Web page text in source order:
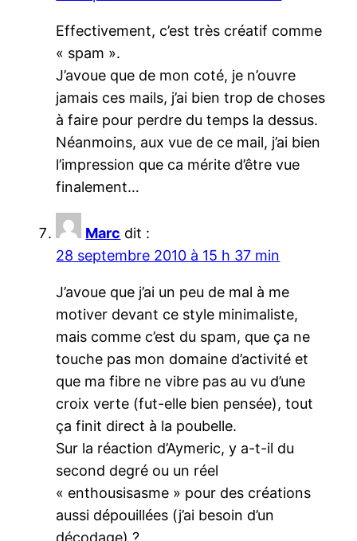
Effectivement, c’est très créatif comme
« spam ».
J’avoue que de mon coté, je n’ouvre
jamais ces mails, j’ai bien trop de choses
à faire pour perdre du temps la dessus.
Néanmoins, aux vue de ce mail, j’ai bien
l’impression que ca mérite d’être vue
finalement…
Marc dit :
28 septembre 2010 à 15 h 37 min
J’avoue que j’ai un peu de mal à me
motiver devant ce style minimaliste,
mais comme c’est du spam, que ça ne
touche pas mon domaine d’activité et
que ma fibre ne vibre pas au vu d’une
croix verte (fut-elle bien pensée), tout
ça finit direct à la poubelle.
Sur la réaction d’Aymeric, y a-t-il du
second degré ou un réel
« enthousisasme » pour des créations
aussi dépouillées (j’ai besoin d’un
décodage) ?